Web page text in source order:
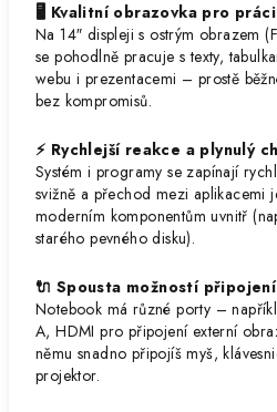
🖥 Kvalitní obrazovka pro práci
Na 14″ displeji s ostrým obrazem
se pohodlně pracuje s texty,
webu i prezentacemi – prostě
bez kompromisů.
⚡ Rychlejší reakce a plynulý
Systém i programy se zapínají
svižně a přechod mezi aplikacemi
moderním komponentům uvnitř
starého pevného disku).
🔌 Spousta možností připojení
Notebook má různé porty –
A, HDMI pro připojení externí
němu snadno připojíš myš,
projektor.